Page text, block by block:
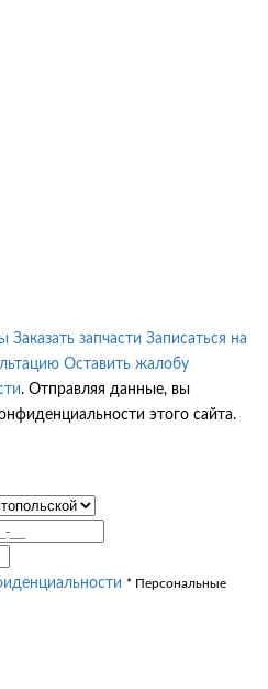
Заказать запчасти Записаться на
Оставить жалобу
. Отправляя данные, вы
этого сайта.
* Персональные